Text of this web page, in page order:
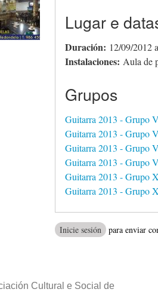
Lugar e
Duración: 12/09/2012
Instalaciones: Aula de
Grupos
Guitarra 2013 - Grupo
Guitarra 2013 - Grupo
Guitarra 2013 - Grupo
Guitarra 2013 - Grupo
Guitarra 2013 - Grupo
Guitarra 2013 - Grupo
Inicie sesión para enviar
Cultural e Social de